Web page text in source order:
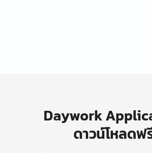
Daywork
ดาวน์โหลดฟ